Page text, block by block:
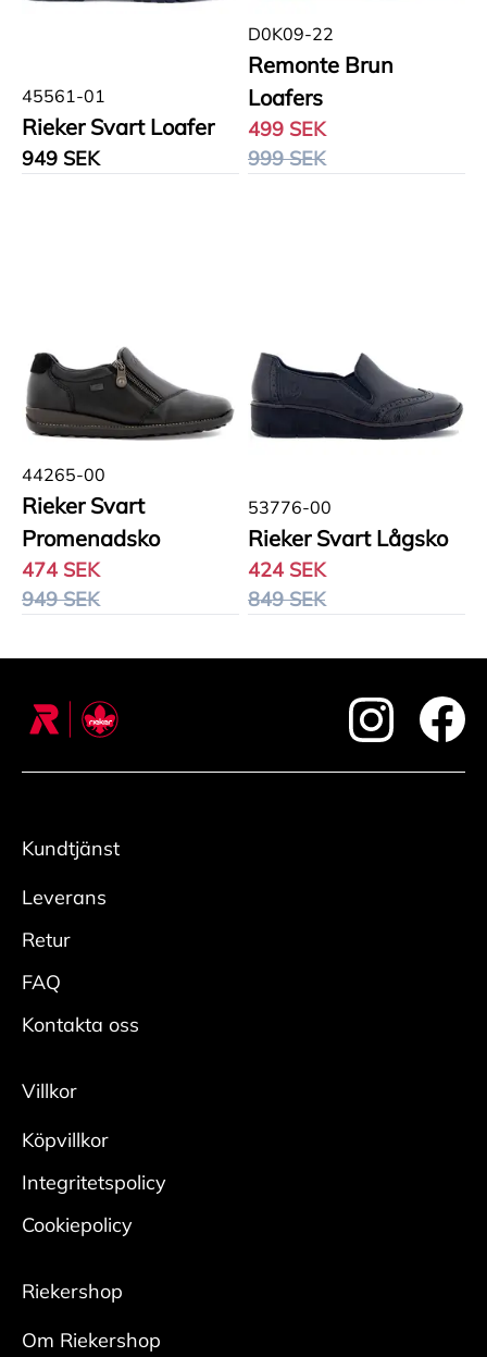
45561-01
Rieker Svart Loafer
949 SEK
D0K09-22
Remonte Brun
Loafers
499 SEK
999 SEK
44265-00
Rieker Svart
Promenadsko
474 SEK
949 SEK
53776-00
Rieker Svart Lågsko
424 SEK
849 SEK
footer.instagram
Kundtjänst
Leverans
Retur
FAQ
Kontakta oss
Villkor
Köpvillkor
Integritetspolicy
Cookiepolicy
Riekershop
Om Riekershop